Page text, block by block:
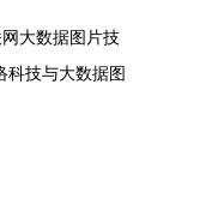
大数据图片技
科技与大数据图